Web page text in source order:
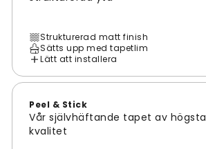
Strukturerad matt finish
Sätts upp med tapetlim
Lätt att installera
Peel & Stick
Vår självhäftande tapet av högsta
kvalitet